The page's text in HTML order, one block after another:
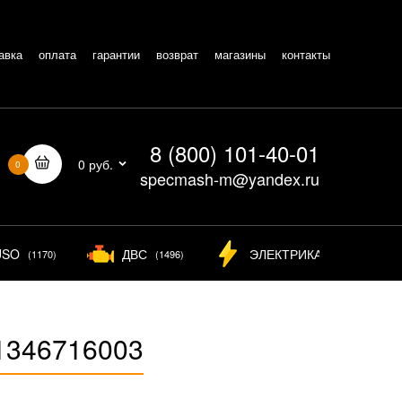
оплата гарантии возврат магазины контакты
0 0 руб. 8 (800) 101-40-01
specmash-m@yandex.ru
(1170) ДВС (1496) ЭЛЕКТРИКА